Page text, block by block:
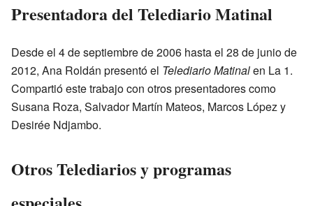
Presentadora del Telediario Matinal
Desde el 4 de septiembre de 2006 hasta el 28 de junio de
2012, Ana Roldán presentó el Telediario Matinalen La 1.
Compartió este trabajo con otros presentadores como
Susana Roza, Salvador Martín Mateos, Marcos López y
Desirée Ndjambo.
Otros Telediarios y programas